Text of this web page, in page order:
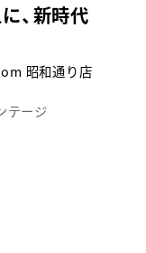
、新時代
昭和通り店
テージ